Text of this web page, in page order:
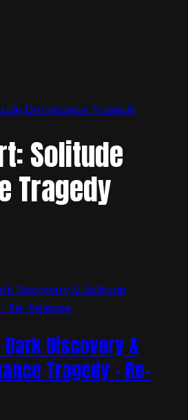
Dominance Tragedy
Solitude
Tragedy
Dark Discovery &
Tragedy – Re-